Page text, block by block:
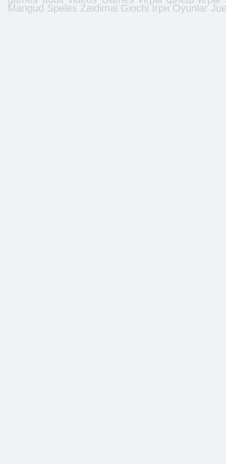
Mangud Speles Zaidimai Giochi Ігри Oyunlar